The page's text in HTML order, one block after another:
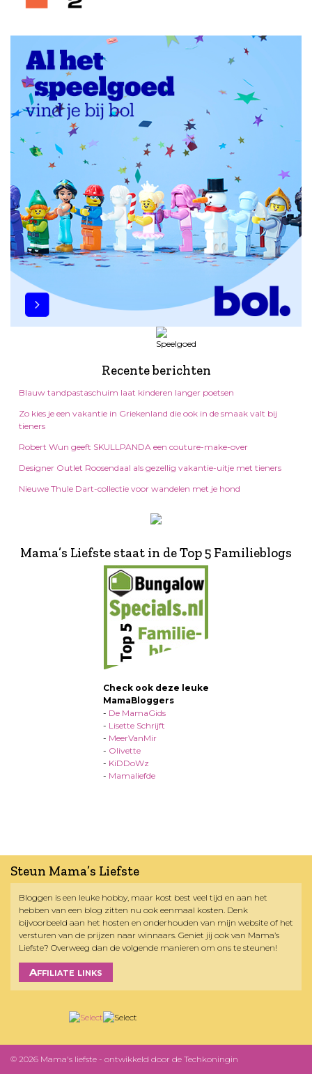
Recente berichten
Blauw tandpastaschuim laat kinderen langer poetsen
Zo kies je een vakantie in Griekenland die ook in de smaak valt bij
tieners
Robert Wun geeft SKULLPANDA een couture-make-over
Designer Outlet Roosendaal als gezellig vakantie-uitje met tieners
Nieuwe Thule Dart-collectie voor wandelen met je hond
Mama’s Liefste staat in de Top 5 Familieblogs
Check ook deze leuke
MamaBloggers
- De MamaGids
- Lisette Schrijft
- MeerVanMir
- Olivette
- KiDDoWz
- Mamaliefde
Steun Mama’s Liefste
Bloggen is een leuke hobby, maar kost best veel tijd en aan het
hebben van een blog zitten nu ook eenmaal kosten. Denk
bijvoorbeeld aan het hosten en onderhouden van mijn website of het
versturen van de prijzen naar winnaars. Geniet jij ook van Mama’s
Liefste? Overweeg dan de volgende manieren om ons te steunen!
Affiliate links
© 2026 Mama's liefste - ontwikkeld door de Techkoningin